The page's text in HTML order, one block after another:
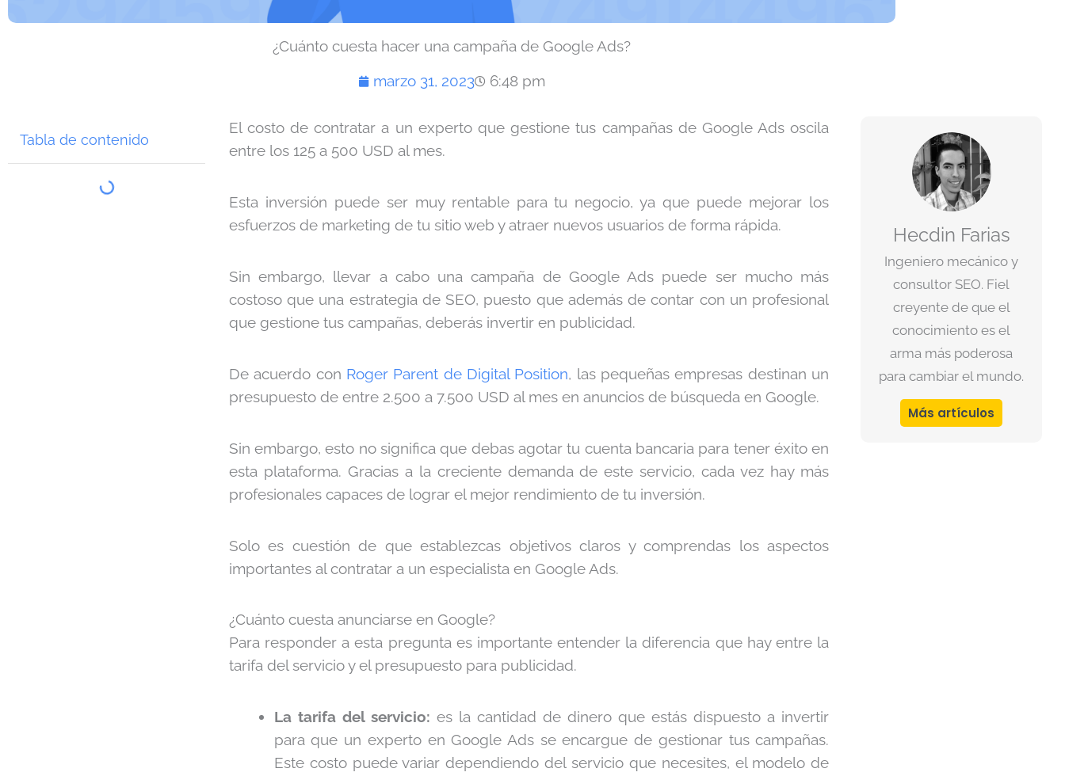
¿Cuánto cuesta hacer una campaña de Google Ads?
marzo 31, 2023
6:48 pm
Tabla de contenido
El costo de contratar a un experto que gestione tus campañas de Google Ads oscila
entre los 125 a 500 USD al mes.
Esta inversión puede ser muy rentable para tu negocio, ya que puede mejorar los
esfuerzos de marketing de tu sitio web y atraer nuevos usuarios de forma rápida.
Sin embargo, llevar a cabo una campaña de Google Ads puede ser mucho más
costoso que una estrategia de SEO, puesto que además de contar con un profesional
que gestione tus campañas, deberás invertir en publicidad.
De acuerdo con Roger Parent de Digital Position, las pequeñas empresas destinan un
presupuesto de entre 2.500 a 7.500 USD al mes en anuncios de búsqueda en Google.
Sin embargo, esto no significa que debas agotar tu cuenta bancaria para tener éxito en
esta plataforma. Gracias a la creciente demanda de este servicio, cada vez hay más
profesionales capaces de lograr el mejor rendimiento de tu inversión.
Solo es cuestión de que establezcas objetivos claros y comprendas los aspectos
importantes al contratar a un especialista en Google Ads.
¿Cuánto cuesta anunciarse en Google?
Para responder a esta pregunta es importante entender la diferencia que hay entre la
tarifa del servicio y el presupuesto para publicidad.
La tarifa del servicio: es la cantidad de dinero que estás dispuesto a invertir
para que un experto en Google Ads se encargue de gestionar tus campañas.
Este costo puede variar dependiendo del servicio que necesites, el modelo de
Hecdin Farias
Ingeniero mecánico y
consultor SEO. Fiel
creyente de que el
conocimiento es el
arma más poderosa
para cambiar el mundo.
Más artículos